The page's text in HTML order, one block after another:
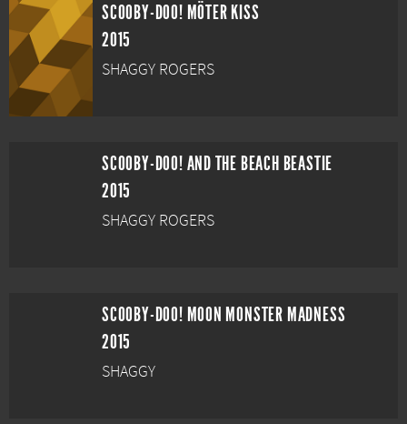
SCOOBY-DOO! MÖTER KISS
2015
SHAGGY ROGERS
SCOOBY-DOO! AND THE BEACH BEASTIE
2015
SHAGGY ROGERS
SCOOBY-DOO! MOON MONSTER MADNESS
2015
SHAGGY